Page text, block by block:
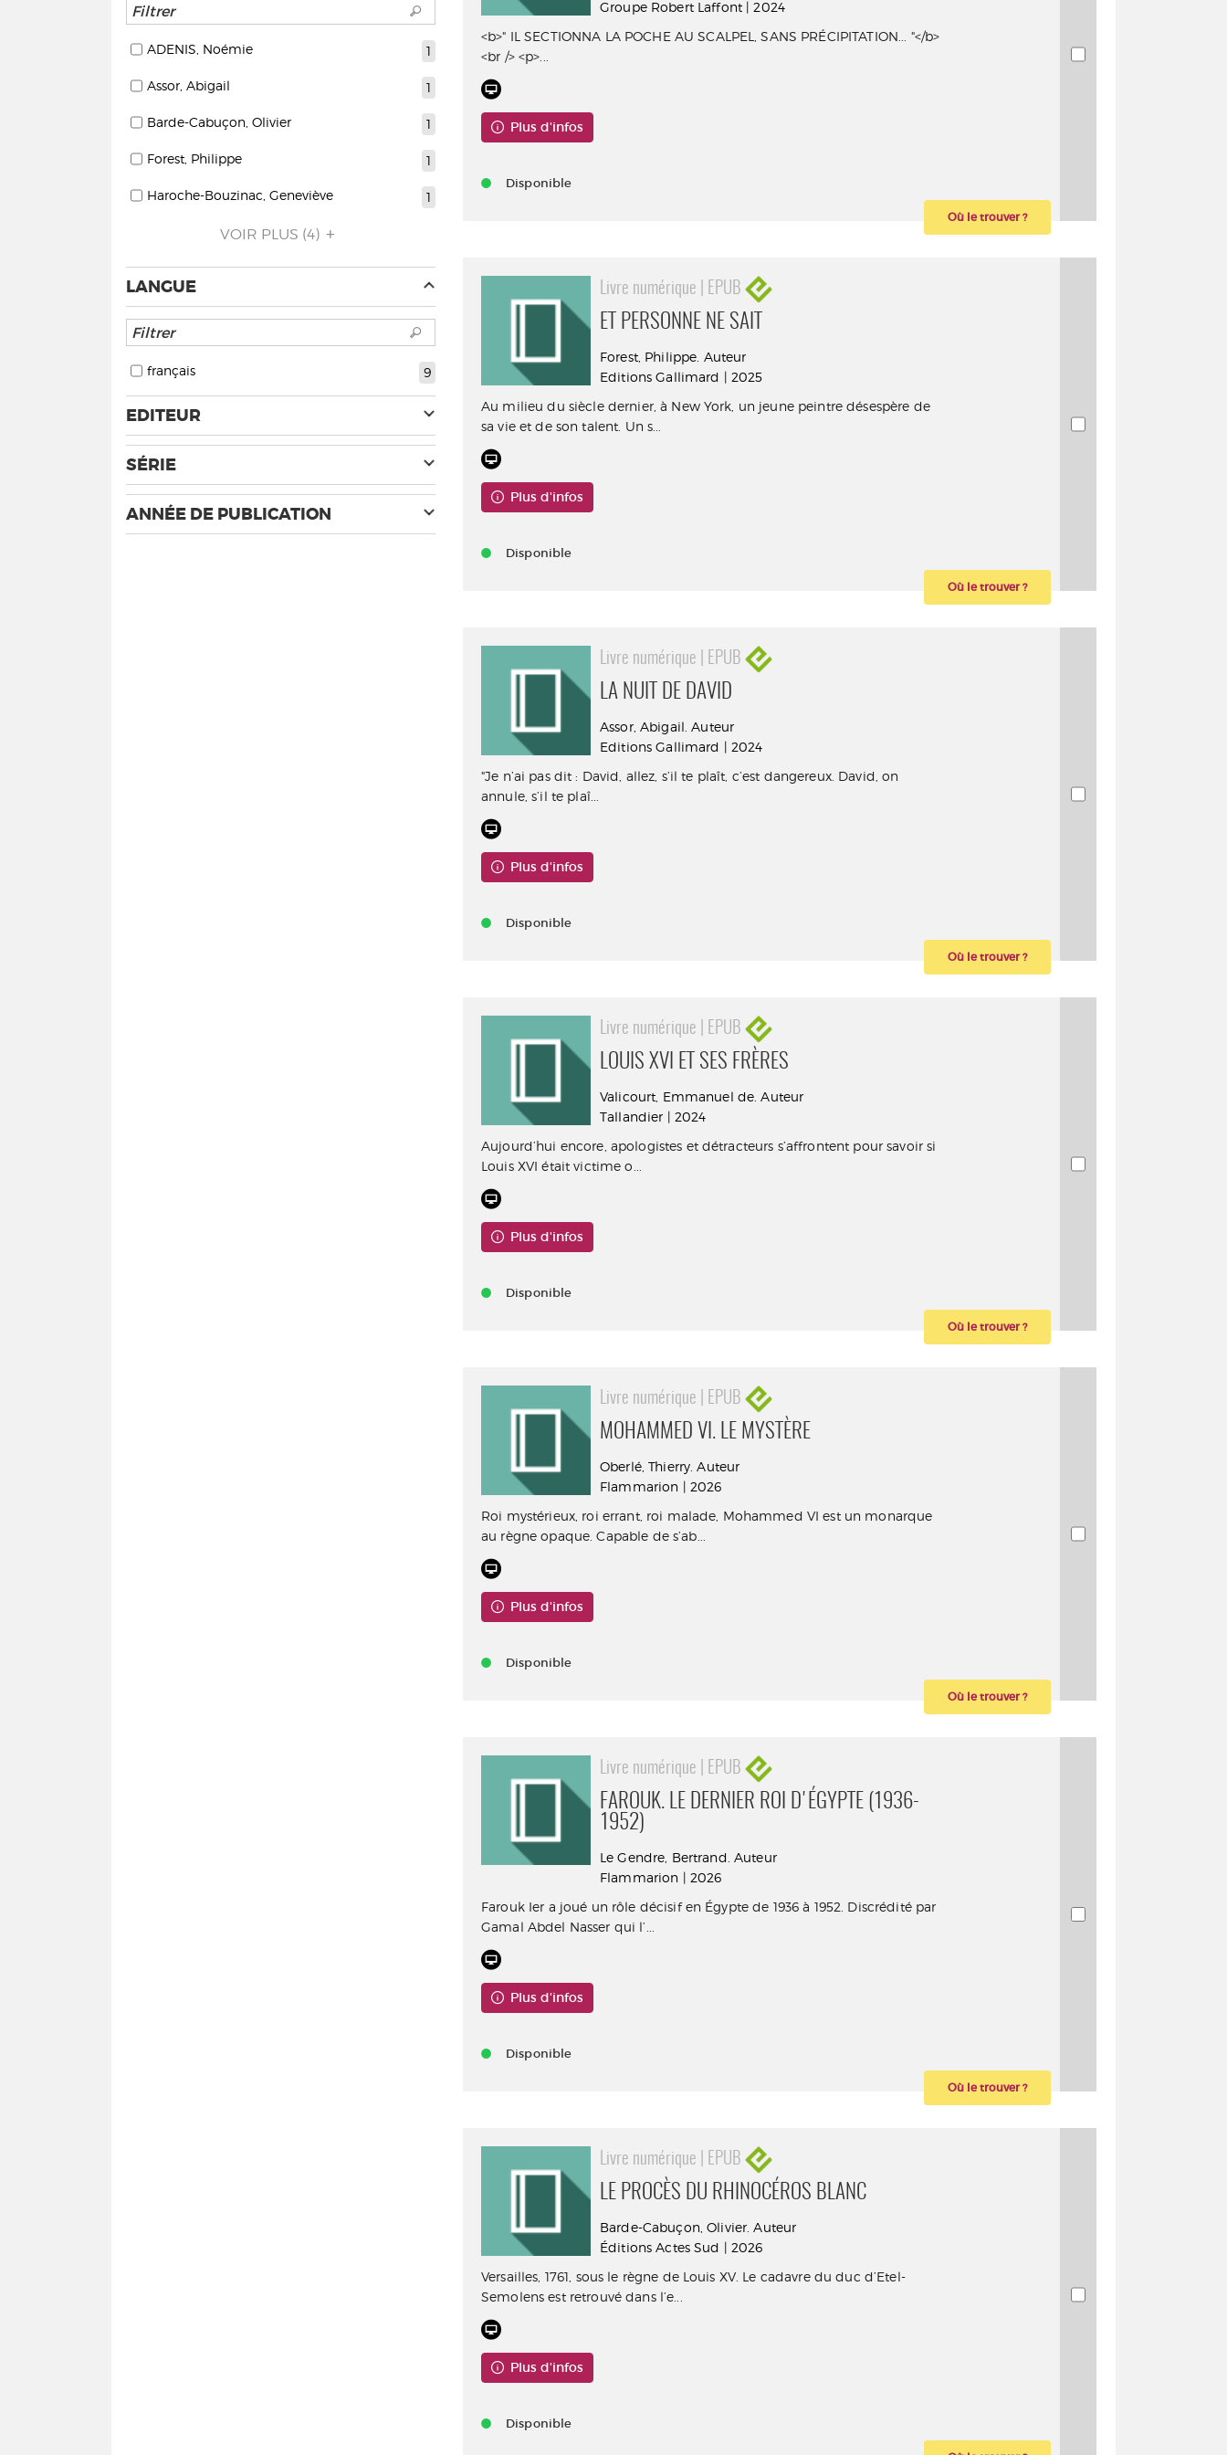
Groupe Robert Laffont | 2024
<b>" IL SECTIONNA LA POCHE AU SCALPEL, SANS PRÉCIPITATION... "</b>
<br /> <p>...
Plus d'infos
Disponible
Où le trouver ?
Livre numérique | EPUB
ET PERSONNE NE SAIT
Forest, Philippe. Auteur
Editions Gallimard | 2025
Au milieu du siècle dernier, à New York, un jeune peintre désespère de
sa vie et de son talent. Un s...
Plus d'infos
Disponible
Où le trouver ?
Livre numérique | EPUB
LA NUIT DE DAVID
Assor, Abigail. Auteur
Editions Gallimard | 2024
"Je n’ai pas dit : David, allez, s’il te plaît, c’est dangereux. David, on
annule, s’il te plaî...
Plus d'infos
Disponible
Où le trouver ?
Livre numérique | EPUB
LOUIS XVI ET SES FRÈRES
Valicourt, Emmanuel de. Auteur
Tallandier | 2024
Aujourd’hui encore, apologistes et détracteurs s’affrontent pour savoir si
Louis XVI était victime o...
Plus d'infos
Disponible
Où le trouver ?
Livre numérique | EPUB
MOHAMMED VI. LE MYSTÈRE
Oberlé, Thierry. Auteur
Flammarion | 2026
Roi mystérieux, roi errant, roi malade, Mohammed VI est un monarque
au règne opaque. Capable de s’ab...
Plus d'infos
Disponible
Où le trouver ?
Livre numérique | EPUB
FAROUK. LE DERNIER ROI D'ÉGYPTE (1936-
1952)
Le Gendre, Bertrand. Auteur
Flammarion | 2026
Farouk Ier a joué un rôle décisif en Égypte de 1936 à 1952. Discrédité par
Gamal Abdel Nasser qui l’...
Plus d'infos
Disponible
Où le trouver ?
Livre numérique | EPUB
LE PROCÈS DU RHINOCÉROS BLANC
Barde-Cabuçon, Olivier. Auteur
Éditions Actes Sud | 2026
Versailles, 1761, sous le règne de Louis XV. Le cadavre du duc d’Etel-
Semolens est retrouvé dans l’e...
Plus d'infos
Disponible
1
ADENIS, Noémie
1
Assor, Abigail
1
Barde-Cabuçon, Olivier
1
Forest, Philippe
1
Haroche-Bouzinac, Geneviève
VOIR PLUS (4)
LANGUE
9
français
EDITEUR
SÉRIE
ANNÉE DE PUBLICATION